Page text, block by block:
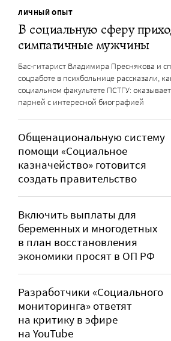
ЛИЧНЫЙ ОПЫТ
В социальную сферу
симпатичные мужчины
Бас-гитарист Владимира Преснякова и
соцработе в психбольнице рассказали,
социальном факультете ПСТГУ:
парней с интересной биографией
Общенациональную систему
помощи «Социальное
казначейство» готовится
создать правительство
Включить выплаты для
беременных и многодетных
в план восстановления
экономики просят в ОП РФ
Разработчики «Социального
мониторинга» ответят
на критику в эфире
на YouTube